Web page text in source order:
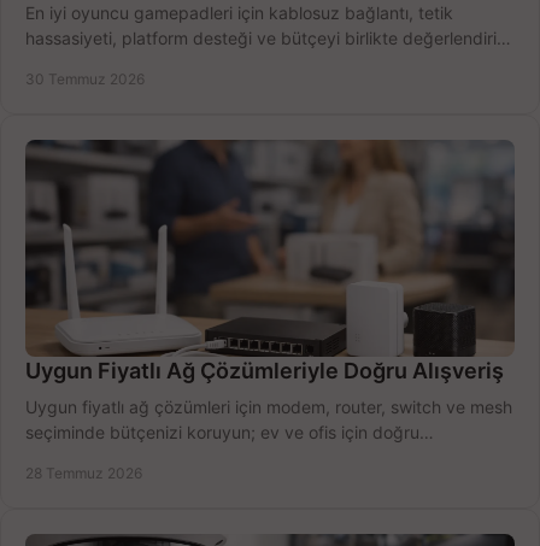
En iyi oyuncu gamepadleri için kablosuz bağlantı, tetik
hassasiyeti, platform desteği ve bütçeyi birlikte değerlendirin;
30 Temmuz 2026
Uygun Fiyatlı Ağ Çözümleriyle Doğru Alışveriş
Uygun fiyatlı ağ çözümleri için modem, router, switch ve mesh
seçiminde bütçenizi koruyun; ev ve ofis için doğru
28 Temmuz 2026